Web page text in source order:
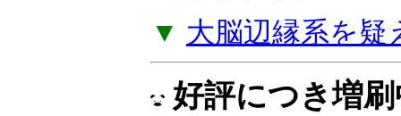
▼ 大脳辺縁系を
好評につき増